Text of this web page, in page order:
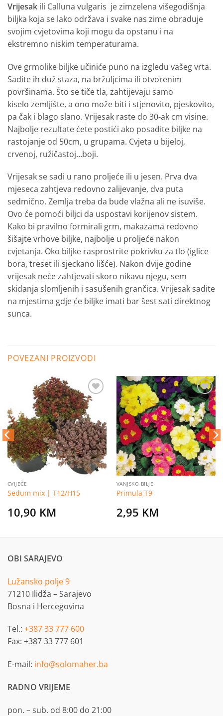
Vrijesak ili Calluna vulgaris je zimzelena višegodišnja
biljka koja se lako održava i svake nas zime obraduje
svojim cvjetovima koji mogu da opstanu i na
ekstremno niskim temperaturama.
Ove grmolike biljke učiniće puno na izgledu vašeg vrta.
Sadite ih duž staza, na bržuljcima ili otvorenim
površinama. Što se tiče tla, zahtijevaju samo
kiselo zemljište, a ono može biti i stjenovito, pjeskovito,
pa čak i blago slano. Vrijesak raste do 30-ak cm visine.
Najbolje rezultate ćete postići ako posadite biljke na
rastojanje od 50cm, u grupama. Cvjeta u bijeloj,
crvenoj, ružičastoj…boji.
Vrijesak se sadi u rano proljeće ili u jesen. Prva dva
mjeseca zahtjeva redovno zalijevanje, dva puta
sedmično. Zemlja treba da bude vlažna ali ne isuviše.
Ovo će pomoći biljci da uspostavi korijenov sistem.
Kako bi pravilno formirali grm, makazama redovno
šišajte vrhove biljke, najbolje u proljeće nakon
cvjetanja. Oko biljke rasprostrite pokrivku za tlo (iglice
bora, treset ili sjeckano lišće). Nakon dvije godine
vrijesak neće zahtjevati skoro nikavu njegu, sem
skidanja slomljenih i sasušenih grančica. Vrijesak sadite
na mjestima gdje će biljke imati bar šest sati direktnog
sunca.
POVEZANI PROIZVODI
Dodaj
listu
želja
CVIJEĆE
Sedum mix | T12/H15
10,90 KM
Dodaj
na
listu
želja
VANJSKO BILJE
Primula T9
2,95 KM
OBI SARAJEVO
Lužansko polje 9
71210 Ilidža – Sarajevo
Bosna i Hercegovina
Tel.: +387 33 777 600
Fax: +387 33 777 601
E-mail: info@solomaher.ba
RADNO VRIJEME
pon. – sub. od 8:00 do 21:00